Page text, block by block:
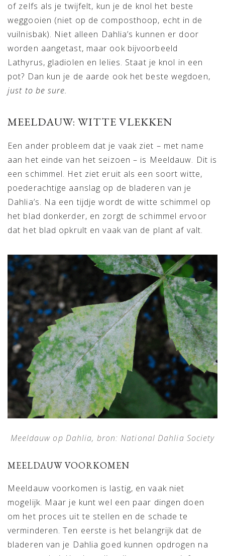
of zelfs als je twijfelt, kun je de knol het beste
weggooien (niet op de composthoop, echt in de
vuilnisbak). Niet alleen Dahlia’s kunnen er door
worden aangetast, maar ook bijvoorbeeld
Lathyrus, gladiolen en lelies. Staat je knol in een
pot? Dan kun je de aarde ook het beste wegdoen,
just to be sure.
MEELDAUW: WITTE VLEKKEN
Een ander probleem dat je vaak ziet – met name
aan het einde van het seizoen – is Meeldauw. Dit is
een schimmel. Het ziet eruit als een soort witte,
poederachtige aanslag op de bladeren van je
Dahlia’s. Na een tijdje wordt de witte schimmel op
het blad donkerder, en zorgt de schimmel ervoor
dat het blad opkrult en vaak van de plant af valt.
Meeldauw op Dahlia, bron: National Dahlia Society
MEELDAUW VOORKOMEN
Meeldauw voorkomen is lastig, en vaak niet
mogelijk. Maar je kunt wel een paar dingen doen
om het proces uit te stellen en de schade te
verminderen. Ten eerste is het belangrijk dat de
bladeren van je Dahlia goed kunnen opdrogen na